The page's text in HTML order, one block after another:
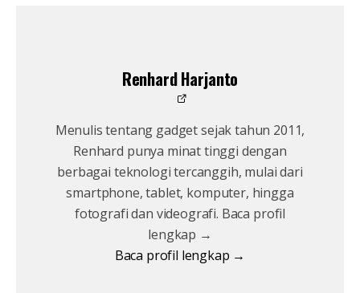
Renhard Harjanto
Menulis tentang gadget sejak tahun 2011,
Renhard punya minat tinggi dengan
berbagai teknologi tercanggih, mulai dari
smartphone, tablet, komputer, hingga
fotografi dan videografi. Baca profil
lengkap →
Baca profil lengkap →